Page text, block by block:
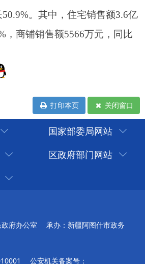
打印本页 关闭窗口
国家部委局网站
区政府部门网站
府办公室
承办：新疆阿图什市政务
公安机关备案号：